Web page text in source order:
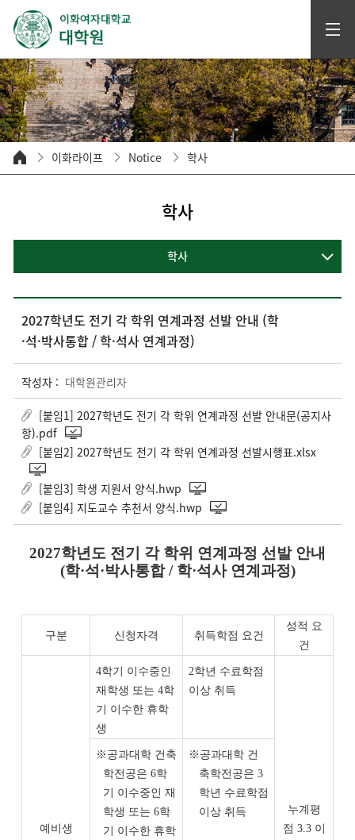
이화라이프 Notice 학사
학사
학사
2027학년도 전기 각 학위 연계과정 선발 안내 (학
·석·박사통합 / 학·석사 연계과정)
작성자 : 대학원관리자
[붙임1] 2027학년도 전기 각 학위 연계과정 선발 안내문(공지사
항).pdf
[붙임2] 2027학년도 전기 각 학위 연계과정 선발시행표.xlsx
[붙임3] 학생 지원서 양식.hwp
[붙임4] 지도교수 추천서 양식.hwp
2027학년도 전기 각 학위 연계과정 선발 안내
(학·석 ·박사통합/ 학·석사 연계과정)
구분 신청자격 취득학점 요건
성적 요
건
예비생
4학기 이수중인
재학생 또는 4학
기 이수한 휴학
생
2학년 수료학점
이상 취득
누계평
점 3.3 이
※ 공과대학 건축
학전공은 6학
기 이수중인 재
학생 또는 6학
기 이수한 휴학
※ 공과대학 건
축학전공은3
학년 수료학점
이상 취득